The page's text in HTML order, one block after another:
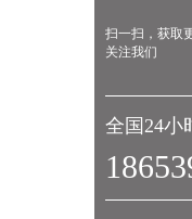
扫一扫，获取
关注我们
全国24小